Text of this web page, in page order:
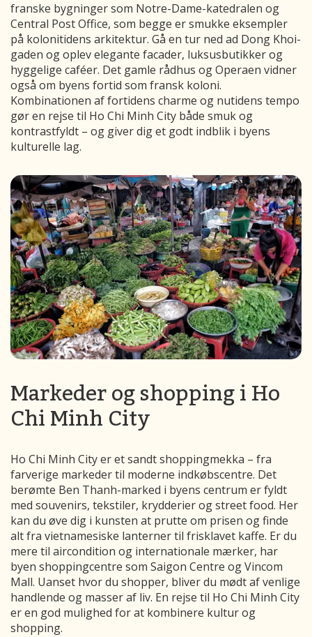
franske bygninger som Notre-Dame-katedralen og
Central Post Office, som begge er smukke eksempler
på kolonitidens arkitektur. Gå en tur ned ad Dong Khoi-
gaden og oplev elegante facader, luksusbutikker og
hyggelige caféer. Det gamle rådhus og Operaen vidner
også om byens fortid som fransk koloni.
Kombinationen af fortidens charme og nutidens tempo
gør en rejse til Ho Chi Minh City både smuk og
kontrastfyldt – og giver dig et godt indblik i byens
kulturelle lag.
Markeder og shopping i Ho
Chi Minh City
Ho Chi Minh City er et sandt shoppingmekka – fra
farverige markeder til moderne indkøbscentre. Det
berømte Ben Thanh-marked i byens centrum er fyldt
med souvenirs, tekstiler, krydderier og street food. Her
kan du øve dig i kunsten at prutte om prisen og finde
alt fra vietnamesiske lanterner til frisklavet kaffe. Er du
mere til aircondition og internationale mærker, har
byen shoppingcentre som Saigon Centre og Vincom
Mall. Uanset hvor du shopper, bliver du mødt af venlige
handlende og masser af liv. En rejse til Ho Chi Minh City
er en god mulighed for at kombinere kultur og
shopping.